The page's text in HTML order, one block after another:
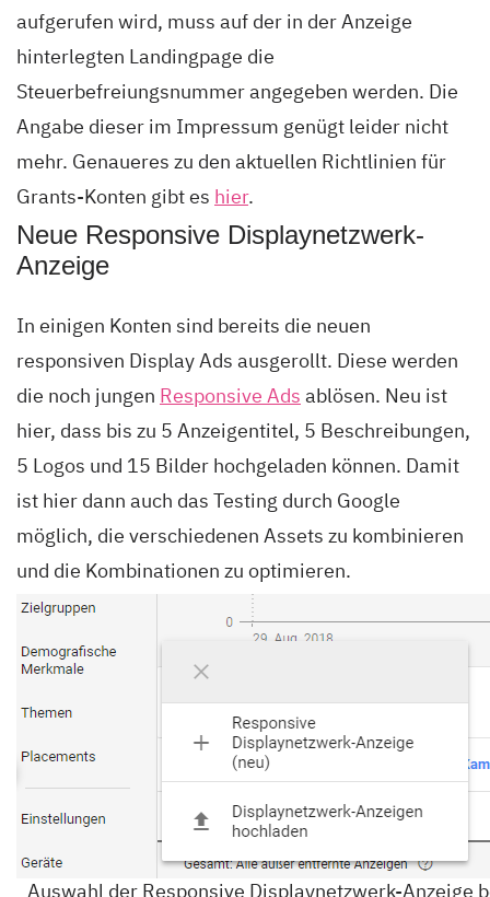
aufgerufen wird, muss auf der in der Anzeige
hinterlegten Landingpage die
Steuerbefreiungsnummer angegeben werden. Die
Angabe dieser im Impressum genügt leider nicht
mehr. Genaueres zu den aktuellen Richtlinien für
Grants-Konten gibt es hier.
Neue Responsive Displaynetzwerk-
Anzeige
In einigen Konten sind bereits die neuen
responsiven Display Ads ausgerollt. Diese werden
die noch jungen Responsive Ads ablösen. Neu ist
hier, dass bis zu 5 Anzeigentitel, 5 Beschreibungen,
5 Logos und 15 Bilder hochgeladen können. Damit
ist hier dann auch das Testing durch Google
möglich, die verschiedenen Assets zu kombinieren
und die Kombinationen zu optimieren.
Auswahl der Responsive Displaynetzwerk-Anzeige